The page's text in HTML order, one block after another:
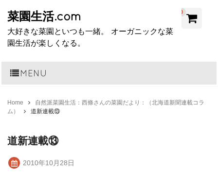
菜園生活.com
大好きな菜園といつも一緒。 オーガニックな菜
園生活が楽しくなる。
0
MENU
Home
自然派菜園生活：西條さんの菜園だより：（北海道新聞連載コラ
ム）
道新連載⑬
道新連載⑬
2010年10月28日